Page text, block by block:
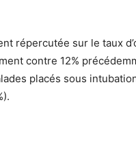
répercutée sur le taux
contre 12%
placés sous